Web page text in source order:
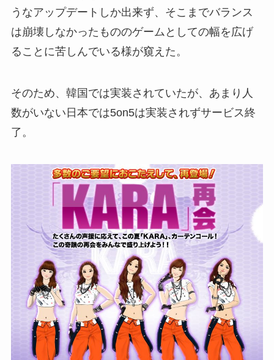
うなアップデートしか出来ず、そこまでバランス
は崩壊しなかったもののゲームとしての幅を広げ
ることに苦しんでいる様が窺えた。
そのため、韓国では実装されていたが、あまり人
数がいない日本では5on5は実装されずサービス終
了。